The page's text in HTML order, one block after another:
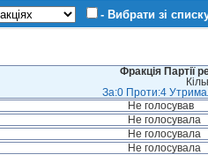
- Вибрати зі
Фракція Партії
За:0 Проти:4
Не голосував
Не голосувала
Не голосувала
Не голосувала